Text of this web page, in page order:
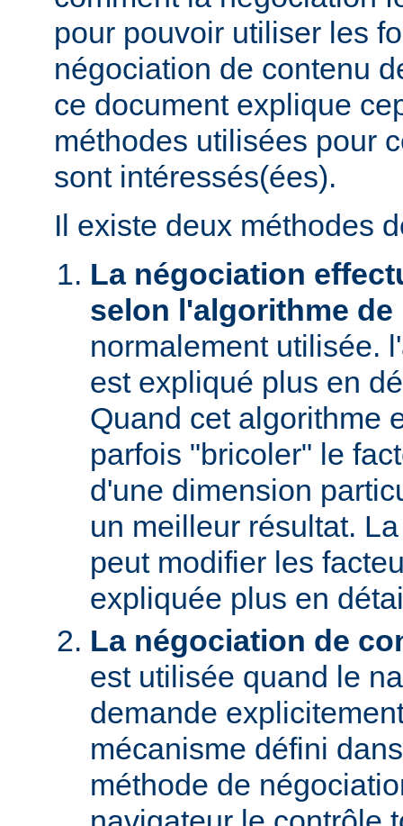
pour pouvoir utiliser les
négociation de contenu
ce document explique
méthodes utilisées pour
sont intéressés(ées).
Il existe deux méthodes
La négociation
selon l'algorithme de
normalement utilisée.
est expliqué plus en
Quand cet algorithme
parfois "bricoler" le
d'une dimension
un meilleur résultat.
peut modifier les
expliquée plus en
La négociation de
est utilisée quand le
demande
mécanisme défini
méthode de